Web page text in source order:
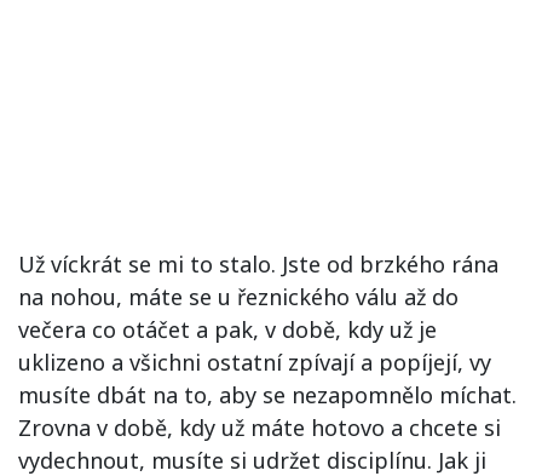
Už víckrát se mi to stalo. Jste od brzkého rána
na nohou, máte se u řeznického válu až do
večera co otáčet a pak, v době, kdy už je
uklizeno a všichni ostatní zpívají a popíjejí, vy
musíte dbát na to, aby se nezapomnělo míchat.
Zrovna v době, kdy už máte hotovo a chcete si
vydechnout, musíte si udržet disciplínu. Jak ji